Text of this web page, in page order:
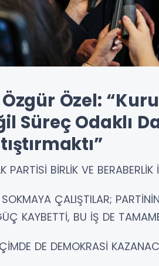
Özel:
Süreç Odaklı
PARTİSİ BİRLİK VE BERABERLİK
SOKMAYA ÇALIŞTILAR;
KAYBETTİ, BU İŞ DE
DE DEMOKRASİ